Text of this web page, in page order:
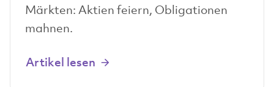
Märkten: Aktien feiern, Obligationen
mahnen.
Artikel lesen